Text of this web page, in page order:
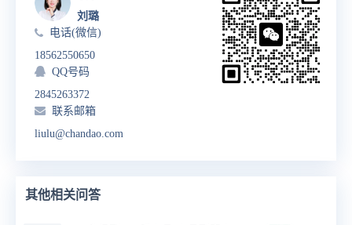
刘璐
电话(微信)
18562550650
QQ号码
2845263372
联系邮箱
liulu@chandao.com
其他相关问答